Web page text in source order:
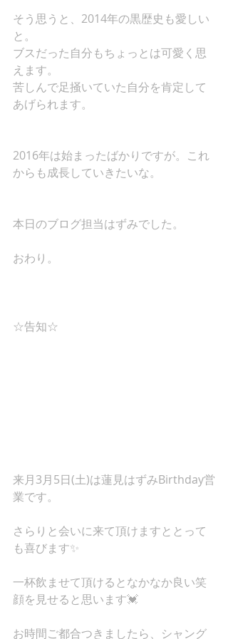
そう思うと、2014年の黒歴史も愛しい
と。
ブスだった自分もちょっとは可愛く思
えます。
苦しんで足掻いていた自分を肯定して
あげられます。
2016年は始まったばかりですが。これ
からも成長していきたいな。
本日のブログ担当はずみでした。
おわり。
☆告知☆
来月3月5日(土)は蓮見はずみBirthday営
業です。
さらりと会いに来て頂けますととって
も喜びます✨
一杯飲ませて頂けるとなかなか良い笑
顔を見せると思います💓
お時間ご都合つきましたら、シャング